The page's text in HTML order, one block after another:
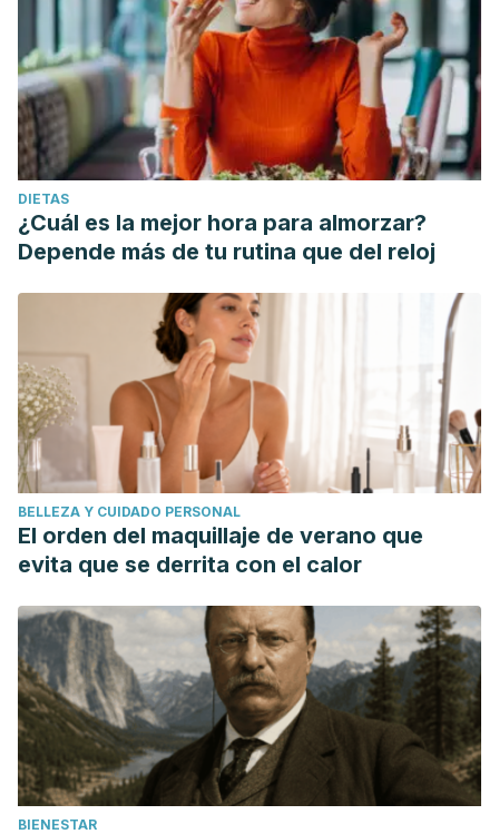
DIETAS
¿Cuál es la mejor hora para almorzar?
Depende más de tu rutina que del reloj
BELLEZA Y CUIDADO PERSONAL
El orden del maquillaje de verano que
evita que se derrita con el calor
BIENESTAR